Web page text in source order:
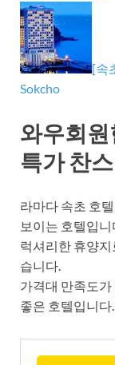
[속
Sokcho
와우회원
특가 찬
라마다 속초 호
보이는 호텔입니
럭셔리한 휴양
습니다.
가격대 만족도
좋은 호텔입니다.